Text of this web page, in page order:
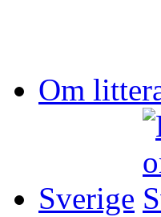
Om
Sverige